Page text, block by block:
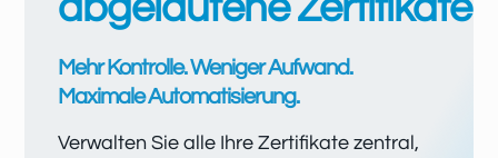
Mehr Kontrolle. Weniger Aufwand.
Maximale Automatisierung.
Verwalten Sie alle Ihre Zertifikate zentral,